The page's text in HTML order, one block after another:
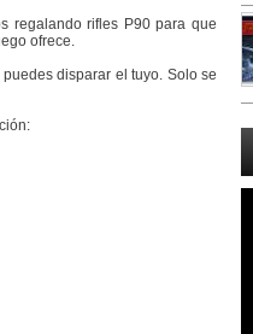
regalando rifles P90 para que
ofrece.
disparar el tuyo. Solo se